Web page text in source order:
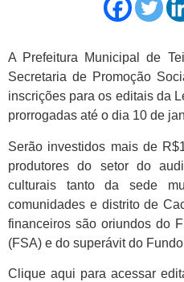
A Prefeitura Municipal de
Secretaria de Promoção
inscrições para os editais da
prorrogadas até o dia 10 de
Serão investidos mais de
produtores do setor do
culturais tanto da sede
comunidades e distrito de
financeiros são oriundos do
(FSA) e do superávit do
Clique aqui para acessar